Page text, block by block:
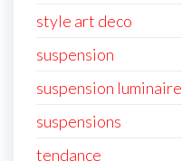
style art deco
suspension
suspension luminaire
suspensions
tendance